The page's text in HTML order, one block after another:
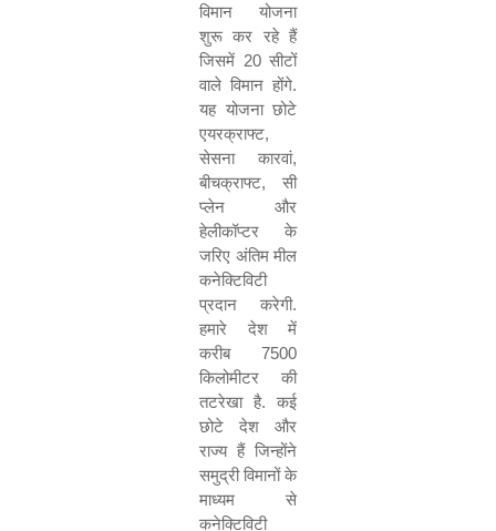
विमान
योजना
शुरू कर रहे हैं
जिसमें 20 सीटों
वाले विमान होंगे.
यह योजना छोटे
एयरक्राफ्ट,
सेसना
कारवां,
बीचक्राफ्ट, सी
प्लेन
और
हेलीकॉप्टर
के
जरिए अंतिम मील
कनेक्टिविटी
प्रदान
करेगी.
हमारे
देश
में
करीब7500
किलोमीटर
की
तटरेखा है. कई
छोटे
देश
और
राज्य हैं जिन्होंने
समुद्री विमानों के
माध्यम
से
कनेक्टिविटी